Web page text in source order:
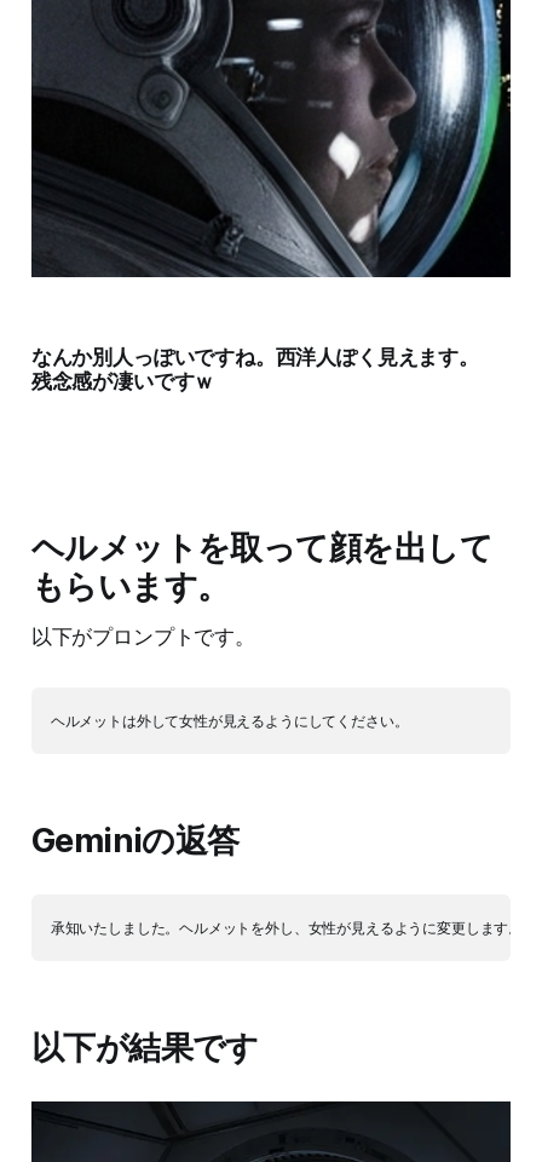
なんか別人っぽいですね。西洋人ぽく見えます。
残念感が凄いですｗ
ヘルメットを取って顔を出して
もらいます。
以下がプロンプトです。
Geminiの返答
以下が結果です